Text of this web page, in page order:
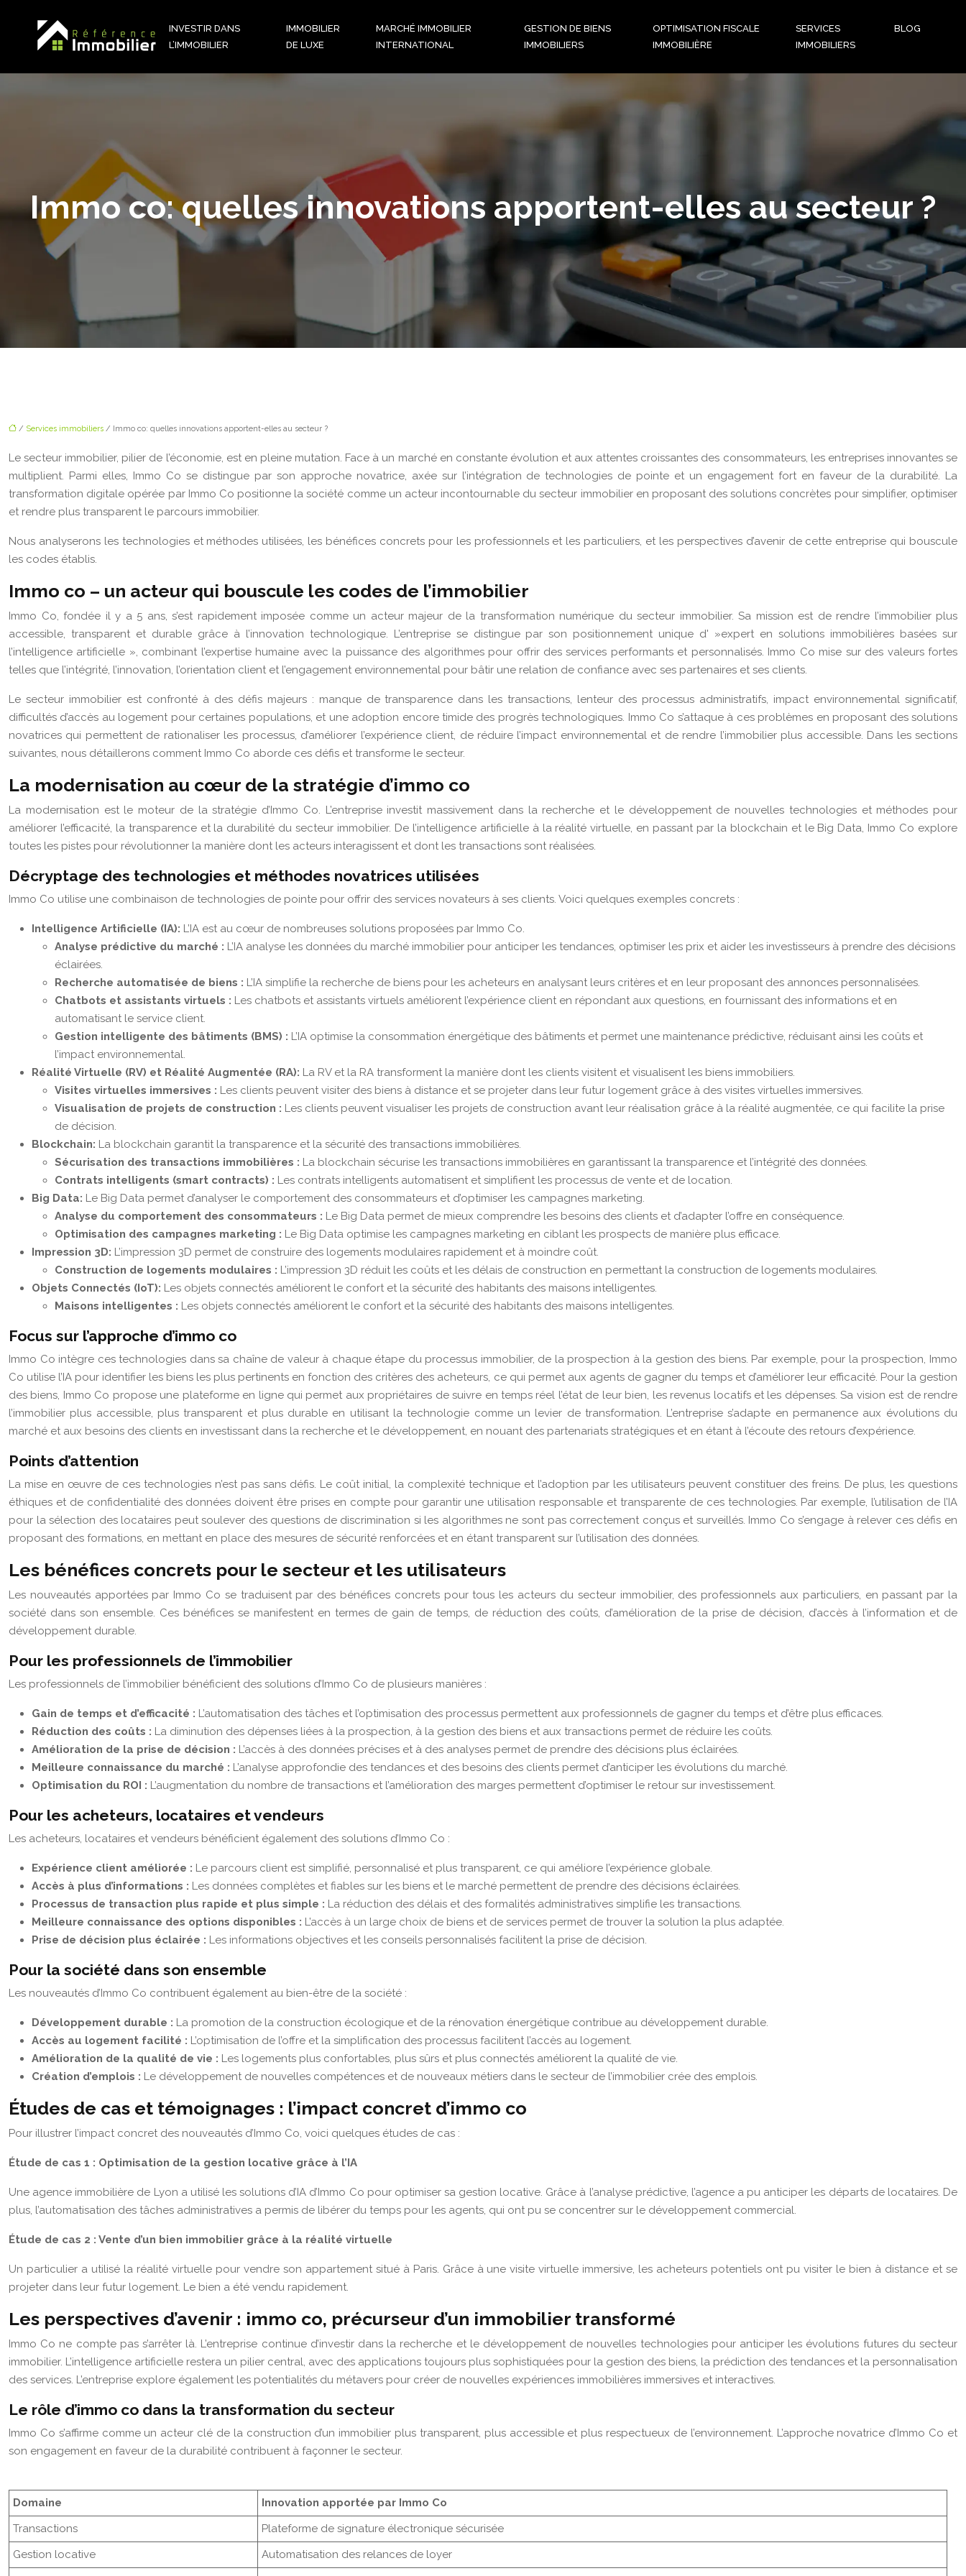
INVESTIR DANS
L’IMMOBILIER
IMMOBILIER
DE LUXE
MARCHÉ IMMOBILIER
INTERNATIONAL
GESTION DE BIENS
IMMOBILIERS
OPTIMISATION FISCALE
IMMOBILIÈRE
SERVICES
IMMOBILIERS
BLOG
Immo co: quelles innovations apportent-elles au secteur ?
/ Services immobiliers / Immo co: quelles innovations apportent-elles au secteur ?
Le secteur immobilier, pilier de l’économie, est en pleine mutation. Face à un marché en constante évolution et aux attentes croissantes des consommateurs, les entreprises innovantes se
multiplient. Parmi elles, Immo Co se distingue par son approche novatrice, axée sur l’intégration de technologies de pointe et un engagement fort en faveur de la durabilité. La
transformation digitale opérée par Immo Co positionne la société comme un acteur incontournable du secteur immobilier en proposant des solutions concrètes pour simplifier, optimiser
et rendre plus transparent le parcours immobilier.
Nous analyserons les technologies et méthodes utilisées, les bénéfices concrets pour les professionnels et les particuliers, et les perspectives d’avenir de cette entreprise qui bouscule
les codes établis.
Immo co – un acteur qui bouscule les codes de l’immobilier
Immo Co, fondée il y a 5 ans, s’est rapidement imposée comme un acteur majeur de la transformation numérique du secteur immobilier. Sa mission est de rendre l’immobilier plus
accessible, transparent et durable grâce à l’innovation technologique. L’entreprise se distingue par son positionnement unique d' »expert en solutions immobilières basées sur
l’intelligence artificielle », combinant l’expertise humaine avec la puissance des algorithmes pour offrir des services performants et personnalisés. Immo Co mise sur des valeurs fortes
telles que l’intégrité, l’innovation, l’orientation client et l’engagement environnemental pour bâtir une relation de confiance avec ses partenaires et ses clients.
Le secteur immobilier est confronté à des défis majeurs : manque de transparence dans les transactions, lenteur des processus administratifs, impact environnemental significatif,
difficultés d’accès au logement pour certaines populations, et une adoption encore timide des progrès technologiques. Immo Co s’attaque à ces problèmes en proposant des solutions
novatrices qui permettent de rationaliser les processus, d’améliorer l’expérience client, de réduire l’impact environnemental et de rendre l’immobilier plus accessible. Dans les sections
suivantes, nous détaillerons comment Immo Co aborde ces défis et transforme le secteur.
La modernisation au cœur de la stratégie d’immo co
La modernisation est le moteur de la stratégie d’Immo Co. L’entreprise investit massivement dans la recherche et le développement de nouvelles technologies et méthodes pour
améliorer l’efficacité, la transparence et la durabilité du secteur immobilier. De l’intelligence artificielle à la réalité virtuelle, en passant par la blockchain et le Big Data, Immo Co explore
toutes les pistes pour révolutionner la manière dont les acteurs interagissent et dont les transactions sont réalisées.
Décryptage des technologies et méthodes novatrices utilisées
Immo Co utilise une combinaison de technologies de pointe pour offrir des services novateurs à ses clients. Voici quelques exemples concrets :
Intelligence Artificielle (IA): L’IA est au cœur de nombreuses solutions proposées par Immo Co.
Analyse prédictive du marché : L’IA analyse les données du marché immobilier pour anticiper les tendances, optimiser les prix et aider les investisseurs à prendre des décisions
éclairées.
Recherche automatisée de biens : L’IA simplifie la recherche de biens pour les acheteurs en analysant leurs critères et en leur proposant des annonces personnalisées.
Chatbots et assistants virtuels : Les chatbots et assistants virtuels améliorent l’expérience client en répondant aux questions, en fournissant des informations et en
automatisant le service client.
Gestion intelligente des bâtiments (BMS) : L’IA optimise la consommation énergétique des bâtiments et permet une maintenance prédictive, réduisant ainsi les coûts et
l’impact environnemental.
Réalité Virtuelle (RV) et Réalité Augmentée (RA): La RV et la RA transforment la manière dont les clients visitent et visualisent les biens immobiliers.
Visites virtuelles immersives : Les clients peuvent visiter des biens à distance et se projeter dans leur futur logement grâce à des visites virtuelles immersives.
Visualisation de projets de construction : Les clients peuvent visualiser les projets de construction avant leur réalisation grâce à la réalité augmentée, ce qui facilite la prise
de décision.
Blockchain: La blockchain garantit la transparence et la sécurité des transactions immobilières.
Sécurisation des transactions immobilières : La blockchain sécurise les transactions immobilières en garantissant la transparence et l’intégrité des données.
Contrats intelligents (smart contracts) : Les contrats intelligents automatisent et simplifient les processus de vente et de location.
Big Data: Le Big Data permet d’analyser le comportement des consommateurs et d’optimiser les campagnes marketing.
Analyse du comportement des consommateurs : Le Big Data permet de mieux comprendre les besoins des clients et d’adapter l’offre en conséquence.
Optimisation des campagnes marketing : Le Big Data optimise les campagnes marketing en ciblant les prospects de manière plus efficace.
Impression 3D: L’impression 3D permet de construire des logements modulaires rapidement et à moindre coût.
Construction de logements modulaires : L’impression 3D réduit les coûts et les délais de construction en permettant la construction de logements modulaires.
Objets Connectés (IoT): Les objets connectés améliorent le confort et la sécurité des habitants des maisons intelligentes.
Maisons intelligentes : Les objets connectés améliorent le confort et la sécurité des habitants des maisons intelligentes.
Focus sur l’approche d’immo co
Immo Co intègre ces technologies dans sa chaîne de valeur à chaque étape du processus immobilier, de la prospection à la gestion des biens. Par exemple, pour la prospection, Immo
Co utilise l’IA pour identifier les biens les plus pertinents en fonction des critères des acheteurs, ce qui permet aux agents de gagner du temps et d’améliorer leur efficacité. Pour la gestion
des biens, Immo Co propose une plateforme en ligne qui permet aux propriétaires de suivre en temps réel l’état de leur bien, les revenus locatifs et les dépenses. Sa vision est de rendre
l’immobilier plus accessible, plus transparent et plus durable en utilisant la technologie comme un levier de transformation. L’entreprise s’adapte en permanence aux évolutions du
marché et aux besoins des clients en investissant dans la recherche et le développement, en nouant des partenariats stratégiques et en étant à l’écoute des retours d’expérience.
Points d’attention
La mise en œuvre de ces technologies n’est pas sans défis. Le coût initial, la complexité technique et l’adoption par les utilisateurs peuvent constituer des freins. De plus, les questions
éthiques et de confidentialité des données doivent être prises en compte pour garantir une utilisation responsable et transparente de ces technologies. Par exemple, l’utilisation de l’IA
pour la sélection des locataires peut soulever des questions de discrimination si les algorithmes ne sont pas correctement conçus et surveillés. Immo Co s’engage à relever ces défis en
proposant des formations, en mettant en place des mesures de sécurité renforcées et en étant transparent sur l’utilisation des données.
Les bénéfices concrets pour le secteur et les utilisateurs
Les nouveautés apportées par Immo Co se traduisent par des bénéfices concrets pour tous les acteurs du secteur immobilier, des professionnels aux particuliers, en passant par la
société dans son ensemble. Ces bénéfices se manifestent en termes de gain de temps, de réduction des coûts, d’amélioration de la prise de décision, d’accès à l’information et de
développement durable.
Pour les professionnels de l’immobilier
Les professionnels de l’immobilier bénéficient des solutions d’Immo Co de plusieurs manières :
Gain de temps et d’efficacité : L’automatisation des tâches et l’optimisation des processus permettent aux professionnels de gagner du temps et d’être plus efficaces.
Réduction des coûts : La diminution des dépenses liées à la prospection, à la gestion des biens et aux transactions permet de réduire les coûts.
Amélioration de la prise de décision : L’accès à des données précises et à des analyses permet de prendre des décisions plus éclairées.
Meilleure connaissance du marché : L’analyse approfondie des tendances et des besoins des clients permet d’anticiper les évolutions du marché.
Optimisation du ROI : L’augmentation du nombre de transactions et l’amélioration des marges permettent d’optimiser le retour sur investissement.
Pour les acheteurs, locataires et vendeurs
Les acheteurs, locataires et vendeurs bénéficient également des solutions d’Immo Co :
Expérience client améliorée : Le parcours client est simplifié, personnalisé et plus transparent, ce qui améliore l’expérience globale.
Accès à plus d’informations : Les données complètes et fiables sur les biens et le marché permettent de prendre des décisions éclairées.
Processus de transaction plus rapide et plus simple : La réduction des délais et des formalités administratives simplifie les transactions.
Meilleure connaissance des options disponibles : L’accès à un large choix de biens et de services permet de trouver la solution la plus adaptée.
Prise de décision plus éclairée : Les informations objectives et les conseils personnalisés facilitent la prise de décision.
Pour la société dans son ensemble
Les nouveautés d’Immo Co contribuent également au bien-être de la société :
Développement durable : La promotion de la construction écologique et de la rénovation énergétique contribue au développement durable.
Accès au logement facilité : L’optimisation de l’offre et la simplification des processus facilitent l’accès au logement.
Amélioration de la qualité de vie : Les logements plus confortables, plus sûrs et plus connectés améliorent la qualité de vie.
Création d’emplois : Le développement de nouvelles compétences et de nouveaux métiers dans le secteur de l’immobilier crée des emplois.
Études de cas et témoignages : l’impact concret d’immo co
Pour illustrer l’impact concret des nouveautés d’Immo Co, voici quelques études de cas :
Étude de cas 1 : Optimisation de la gestion locative grâce à l’IA
Une agence immobilière de Lyon a utilisé les solutions d’IA d’Immo Co pour optimiser sa gestion locative. Grâce à l’analyse prédictive, l’agence a pu anticiper les départs de locataires. De
plus, l’automatisation des tâches administratives a permis de libérer du temps pour les agents, qui ont pu se concentrer sur le développement commercial.
Étude de cas 2 : Vente d’un bien immobilier grâce à la réalité virtuelle
Un particulier a utilisé la réalité virtuelle pour vendre son appartement situé à Paris. Grâce à une visite virtuelle immersive, les acheteurs potentiels ont pu visiter le bien à distance et se
projeter dans leur futur logement. Le bien a été vendu rapidement.
Les perspectives d’avenir : immo co, précurseur d’un immobilier transformé
Immo Co ne compte pas s’arrêter là. L’entreprise continue d’investir dans la recherche et le développement de nouvelles technologies pour anticiper les évolutions futures du secteur
immobilier. L’intelligence artificielle restera un pilier central, avec des applications toujours plus sophistiquées pour la gestion des biens, la prédiction des tendances et la personnalisation
des services. L’entreprise explore également les potentialités du métavers pour créer de nouvelles expériences immobilières immersives et interactives.
Le rôle d’immo co dans la transformation du secteur
Immo Co s’affirme comme un acteur clé de la construction d’un immobilier plus transparent, plus accessible et plus respectueux de l’environnement. L’approche novatrice d’Immo Co et
son engagement en faveur de la durabilité contribuent à façonner le secteur.
Domaine
Innovation apportée par Immo Co
Transactions
Plateforme de signature électronique sécurisée
Gestion locative
Automatisation des relances de loyer